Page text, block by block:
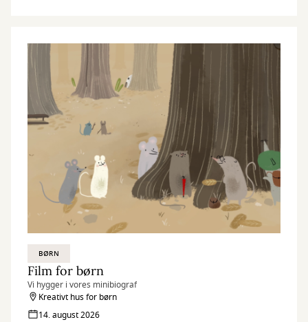
BØRN
Film for børn
Vi hygger i vores minibiograf
Kreativt hus for børn
14. august 2026